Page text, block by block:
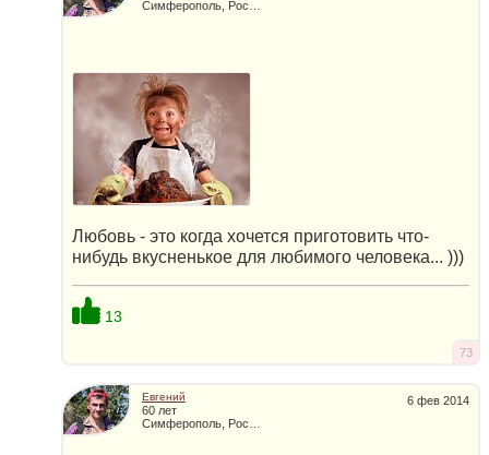
Любовь - это когда хочется приготовить что-
нибудь вкусненькое для любимого человека... )))
13
73
6 фев 2014
Евгений
60 лет